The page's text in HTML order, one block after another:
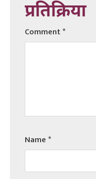
प्रतिक्रिया
Comment*
Name*